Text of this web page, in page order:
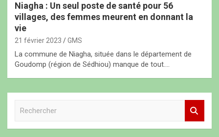
Niagha : Un seul poste de santé pour 56
villages, des femmes meurent en donnant la
vie
21 février 2023 GMS
La commune de Niagha, située dans le département de
Goudomp (région de Sédhiou) manque de tout.…